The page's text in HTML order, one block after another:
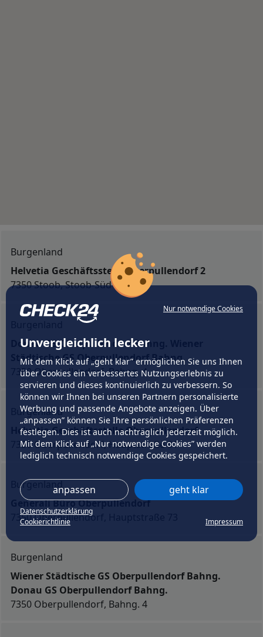
Nur notwendige Cookies
Unvergleichlich lecker
Mit dem Klick auf „geht klar” ermöglichen Sie uns Ihnen
über Cookies ein verbessertes Nutzungserlebnis zu
servieren und dieses kontinuierlich zu verbessern. So
können wir Ihnen bei unseren Partnern personalisierte
Werbung und passende Angebote anzeigen. Über
„anpassen” können Sie Ihre persönlichen Präferenzen
festlegen. Dies ist auch nachträglich jederzeit möglich.
Mit dem Klick auf „Nur notwendige Cookies” werden
lediglich technisch notwendige Cookies gespeichert.
anpassen geht klar
Datenschutzerklärung
Cookierichtlinie
Impressum
Burgenland
Helvetia Geschäftsstelle Oberpullendorf 2
7350 Stoob, Stoob-Süd 32
Donau GS Oberpullendorf Bahng. Wiener
Städtische GS Oberpullendorf Bahng.
7350 Oberpullendorf, Bahng. 4
Burgenland
Helvetia Geschäftsstelle Oberpullendorf
7350 Oberpullendorf, Hauptstraße 91
Burgenland
Generali Büro Oberpullendorf
7350 Oberpullendorf, Hauptstraße 73
Burgenland
Wiener Städtische GS Oberpullendorf Bahng.
Donau GS Oberpullendorf Bahng.
7350 Oberpullendorf, Bahng. 4